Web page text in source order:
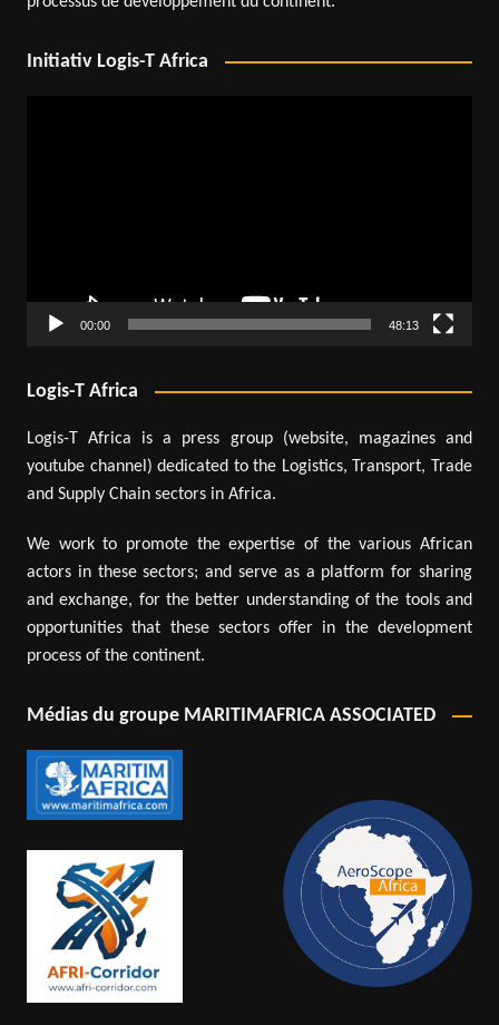
Initiativ Logis-T Africa
00:00 48:13
Logis-T Africa
Logis-T Africa is a press group (website, magazines and
youtube channel) dedicated to the Logistics, Transport, Trade
and Supply Chain sectors in Africa.
We work to promote the expertise of the various African
actors in these sectors; and serve as a platform for sharing
and exchange, for the better understanding of the tools and
opportunities that these sectors offer in the development
process of the continent.
Médias du groupe MARITIMAFRICA ASSOCIATED